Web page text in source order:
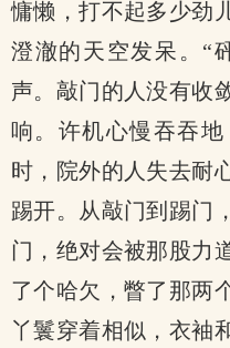
慵懒，打不起多少劲
澄澈的天空发呆。“
声。敲门的人没有收
响。许机心慢吞吞
时，院外的人失去耐
踢开。从敲门到踢门
门，绝对会被那股力
了个哈欠，瞥了那两
丫鬟穿着相似，衣袖